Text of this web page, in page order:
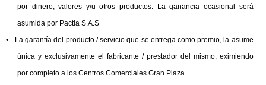
por dinero, valores y/u otros productos. La ganancia ocasional será
asumida por Pactia S.A.S
•
La garantía del producto / servicio que se entrega como premio, la asume
única y exclusivamente el fabricante / prestador del mismo, eximiendo
por completo a los Centros Comerciales Gran Plaza.